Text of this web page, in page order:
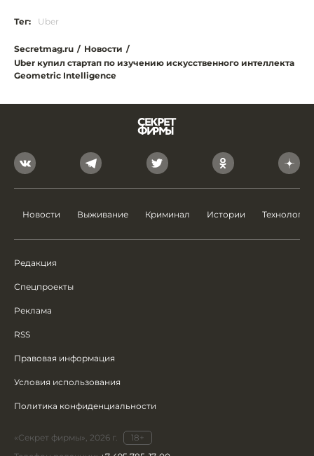
Тег: Uber
Secretmag.ru / Новости /
Uber купил стартап по изучению искусственного интеллекта
Geometric Intelligence
Новости Выживание Криминал Истории Технологии
Редакция
Спецпроекты
Реклама
RSS
Правовая информация
Условия использования
Политика конфиденциальности
«Секрет фирмы», 2026 г.
18+